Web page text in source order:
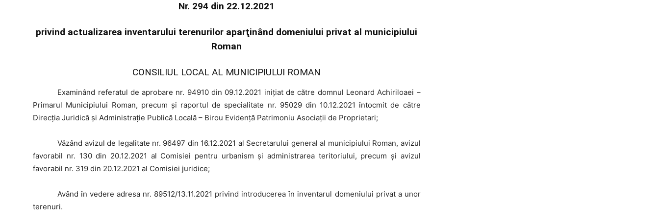
Nr. 294 din 22.12.2021
privind actualizarea inventarului terenurilor aparţinând domeniului privat al municipiului
Roman
CONSILIUL LOCAL AL MUNICIPIULUI ROMAN
Examinând referatul de aprobare nr. 94910 din 09.12.2021 inițiat de către domnul Leonard Achiriloaei –
Primarul Municipiului Roman, precum şi raportul de specialitate nr. 95029 din 10.12.2021 întocmit de către
Direcția Juridică și Administraţie Publică Locală – Birou Evidență Patrimoniu Asociații de Proprietari;
Văzând avizul de legalitate nr. 96497 din 16.12.2021 al Secretarului general al municipiului Roman, avizul
favorabil nr. 130 din 20.12.2021 al Comisiei pentru urbanism şi administrarea teritoriului, precum și avizul
favorabil nr. 319 din 20.12.2021 al Comisiei juridice;
Având în vedere adresa nr. 89512/13.11.2021 privind introducerea în inventarul domeniului privat a unor
terenuri.